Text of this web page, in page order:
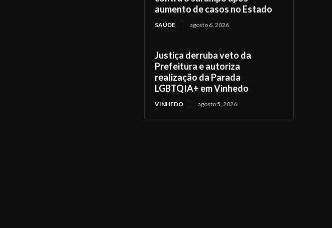
aumento de casos no Estado
SAÚDE agosto 6, 2026
Justiça derruba veto da
Prefeitura e autoriza
realização da Parada
LGBTQIA+ em Vinhedo
VINHEDO agosto 5, 2026